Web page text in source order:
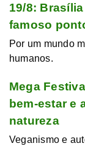
19/8:
famoso
Por um mundo
humanos.
Mega
bem-estar e
natureza
Veganismo e